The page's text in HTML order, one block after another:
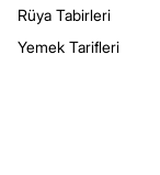
Rüya Tabirleri
Yemek Tarifleri